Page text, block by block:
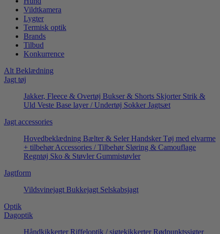
Vildtkamera
Lygter
Termisk optik
Brands
Tilbud
Konkurrence
Alt Beklædning
Jagt tøj
Jakker, Fleece & Overtøj Bukser & Shorts Skjorter Strik &
Uld Veste Base layer / Undertøj Sokker Jagtsæt
Jagt accessories
Hovedbeklædning Bælter & Seler Handsker Tøj med elvarme
+ tilbehør Accessories / Tilbehør Sløring & Camouflage
Regntøj Sko & Støvler Gummistøvler
Jagtform
Vildsvinejagt Bukkejagt Selskabsjagt
Optik
Dagoptik
Håndkikkerter Riffeloptik / sigtekikkerter Rødpunktssigter